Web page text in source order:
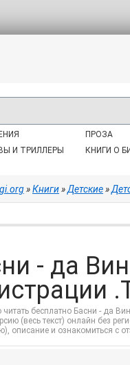
И ТРИЛЛЕРЫ
ПРОЗА
КНИГИ О
»Книги»Детские»
- да
бесплатно Басни - да
(весь текст) онлайн без
описание и ознакомиться с